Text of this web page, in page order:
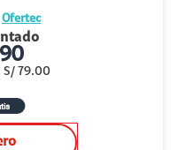
Ofertec
S/ 79.00